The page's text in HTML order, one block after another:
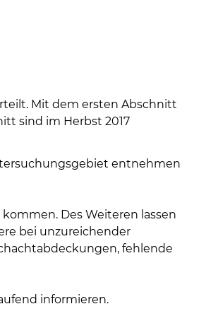
-
sowie
Mit dem ersten Abschnitt
sind im Herbst 2017
entnehmen
Des Weiteren lassen
bei unzureichender
fehlende
informieren.